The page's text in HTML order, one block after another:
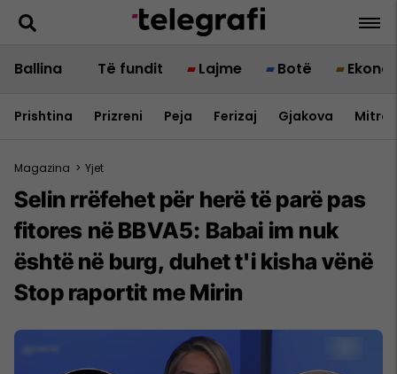
Ballina Të fundit Lajme Botë
Prishtina Prizreni Peja Ferizaj Gjakova
Magazina > Yjet
Selin rrëfehet për herë të parë pas
fitores në BBVA5: Babai im nuk
është në burg, duhet t'i kisha vënë
Stop raportit me Mirin